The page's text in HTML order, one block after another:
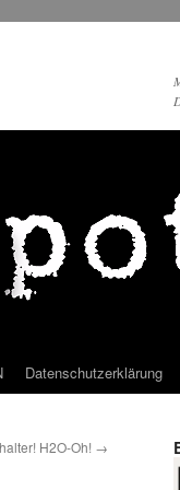
Datenschutzerklärung
H2O-Oh! →